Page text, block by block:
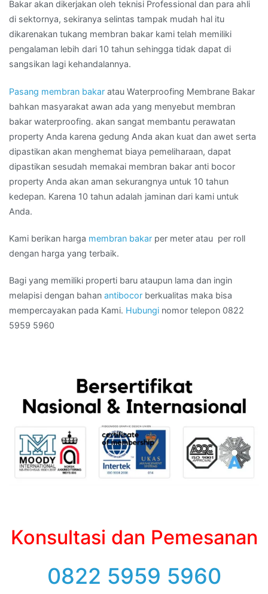
Bakar akan dikerjakan oleh teknisi Professional dan para ahli
di sektornya, sekiranya selintas tampak mudah hal itu
dikarenakan tukang membran bakar kami telah memiliki
pengalaman lebih dari 10 tahun sehingga tidak dapat di
sangsikan lagi kehandalannya.
Pasang membran bakar atau Waterproofing Membrane Bakar
bahkan masyarakat awan ada yang menyebut membran
bakar waterproofing. akan sangat membantu perawatan
property Anda karena gedung Anda akan kuat dan awet serta
dipastikan akan menghemat biaya pemeliharaan, dapat
dipastikan sesudah memakai membran bakar anti bocor
property Anda akan aman sekurangnya untuk 10 tahun
kedepan. Karena 10 tahun adalah jaminan dari kami untuk
Anda.
Kami berikan harga membran bakar per meter atau per roll
dengan harga yang terbaik.
Bagi yang memiliki properti baru ataupun lama dan ingin
melapisi dengan bahan antibocor berkualitas maka bisa
mempercayakan pada Kami. Hubungi nomor telepon 0822
5959 5960
Konsultasi dan Pemesanan
0822 5959 5960